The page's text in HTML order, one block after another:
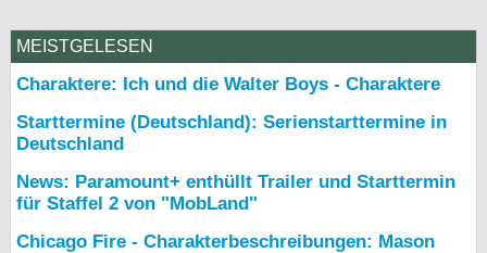
MEISTGELESEN
Charaktere: Ich und die Walter Boys - Charaktere
Starttermine (Deutschland): Serienstarttermine in
Deutschland
News: Paramount+ enthüllt Trailer und Starttermin
für Staffel 2 von "MobLand"
Chicago Fire - Charakterbeschreibungen: Mason